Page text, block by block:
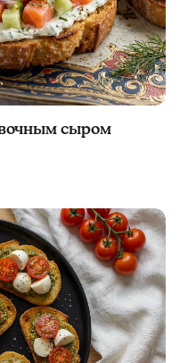
сыром